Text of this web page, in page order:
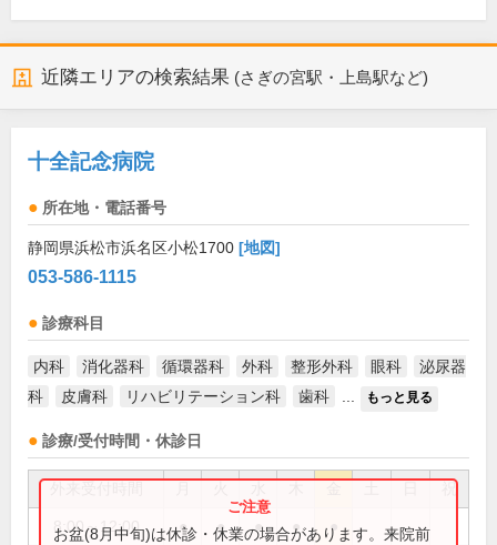
近隣エリアの検索結果 (さぎの宮駅・上島駅など)
十全記念病院
所在地・電話番号
静岡県浜松市浜名区小松1700 [地図]
053-586-1115
診療科目
内科 消化器科 循環器科 外科 整形外科 眼科
泌尿器
科
皮膚科 リハビリテーション科 歯科 もっと見る
診療/受付時間・休診日
祝
8:00～12:00 ● ● ● ● ●
お盆(8月中旬)は休診・休業の場合があります。来院前